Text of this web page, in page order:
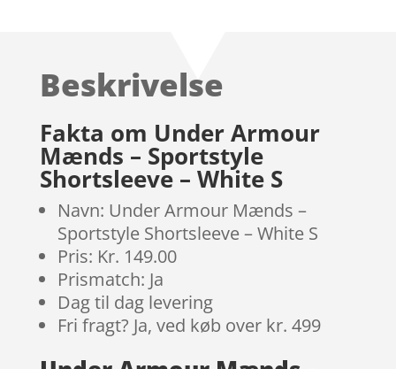
kundebedø
Beskrivelse
Fakta om Under Armour
Mænds – Sportstyle
Shortsleeve – White S
Navn: Under Armour Mænds –
Sportstyle Shortsleeve – White S
Pris: Kr. 149.00
Prismatch: Ja
Dag til dag levering
Fri fragt? Ja, ved køb over kr. 499